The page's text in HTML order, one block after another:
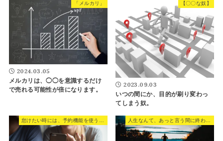
「メルカリ」
2024.03.05
メルカリは、◯◯を意識するだけ
で売れる可能性が倍になります。
【〇〇な奴】
2023.09.03
いつの間にか、目的が刷り変わっ
てしまう奴。